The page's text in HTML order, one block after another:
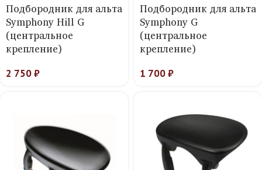
Подбородник для альта
Symphony Hill G
(центральное
крепление)
2 750₽
Подбородник для альта
Symphony G
(центральное
крепление)
1 700₽